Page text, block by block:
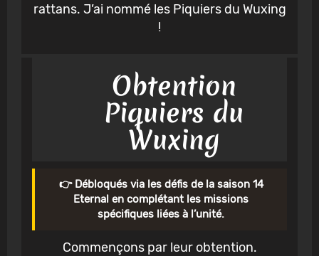
rattans. J’ai nommé les Piquiers du Wuxing
!
Obtention
Piquiers du
Wuxing
👉 Débloqués via les défis de la saison 14
Eternal en complétant les missions
spécifiques liées à l’unité.
Commençons par leur obtention.